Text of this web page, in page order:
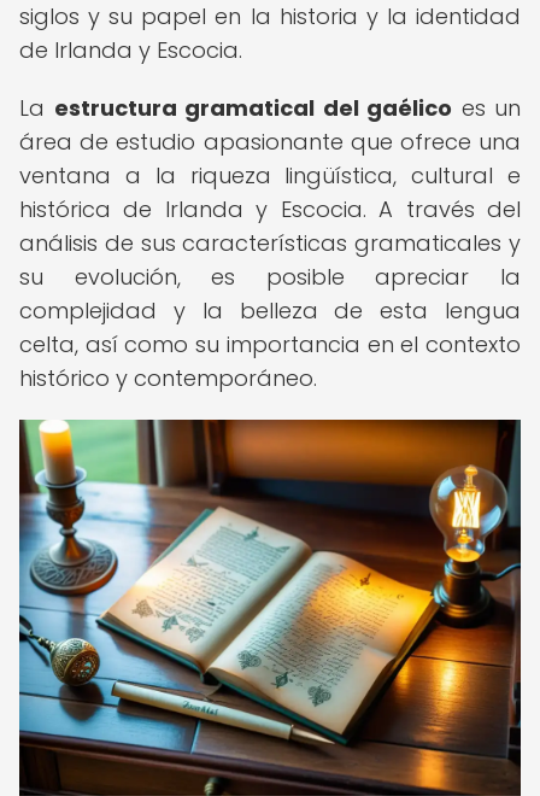
siglos y su papel en la historia y la identidad
de Irlanda y Escocia.
La estructura gramatical del gaélico es un
área de estudio apasionante que ofrece una
ventana a la riqueza lingüística, cultural e
histórica de Irlanda y Escocia. A través del
análisis de sus características gramaticales y
su evolución, es posible apreciar la
complejidad y la belleza de esta lengua
celta, así como su importancia en el contexto
histórico y contemporáneo.